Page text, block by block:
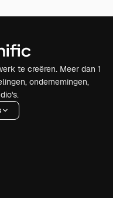
te creëren. Meer dan 1
ondernemingen,